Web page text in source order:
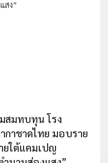
สมทบทุน โรง
กาชาดไทย มอบราย
ยใต้แคมเปญ